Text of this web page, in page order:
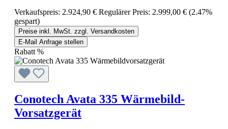
Verkaufspreis: 2.924,90 € Regulärer Preis: 2.999,00 € (2.47%
gespart)
Preise inkl. MwSt. zzgl. Versandkosten
E-Mail Anfrage stellen
Rabatt %
Conotech Avata 335 Wärmebild-
Vorsatzgerät